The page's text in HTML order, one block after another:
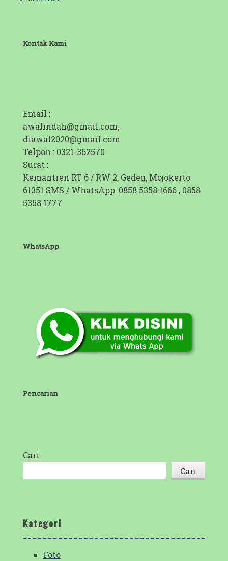
Kontak Kami
Email :
awalindah@gmail.com,
diawal2020@gmail.com
Telpon : 0321-362570
Surat :
Kemantren RT 6 / RW 2, Gedeg, Mojokerto
61351 SMS / WhatsApp: 0858 5358 1666 , 0858
5358 1777
WhatsApp
Pencarian
Cari
Cari
Kategori
Foto